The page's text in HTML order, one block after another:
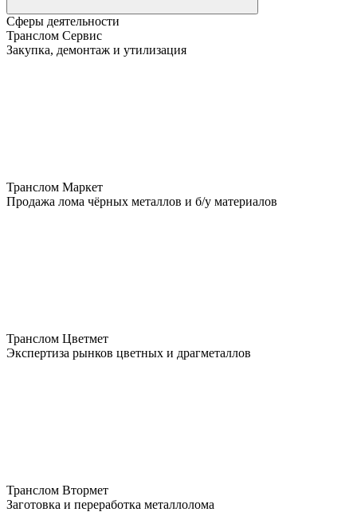
Сферы деятельности
Транслом Сервис
Закупка, демонтаж и утилизация
Транслом Маркет
Продажа лома чёрных металлов и б/у материалов
Транслом Цветмет
Экспертиза рынков цветных и драгметаллов
Транслом Втормет
Заготовка и переработка металлолома